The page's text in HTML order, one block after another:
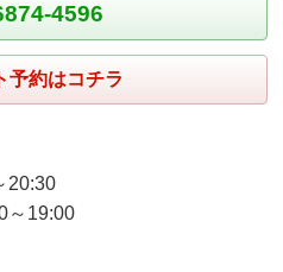
4596
予約はコチラ
20:30
～19:00